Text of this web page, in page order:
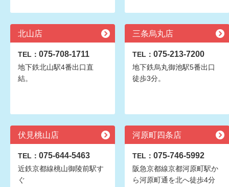
北山店
TEL： 075-708-1711
地下鉄北山駅4番出口直
結。
三条烏丸店
TEL： 075-213-7200
地下鉄烏丸御池駅5番出口
徒歩3分。
伏見桃山店
TEL： 075-644-5463
近鉄京都線桃山御陵前駅す
ぐ
河原町四条店
TEL： 075-746-5992
阪急京都線京都河原町駅か
ら河原町通を北へ徒歩4分